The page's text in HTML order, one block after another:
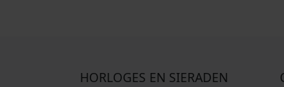
HORLOGES EN SIERADEN